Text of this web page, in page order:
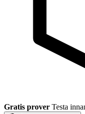
Gratis prover Testa